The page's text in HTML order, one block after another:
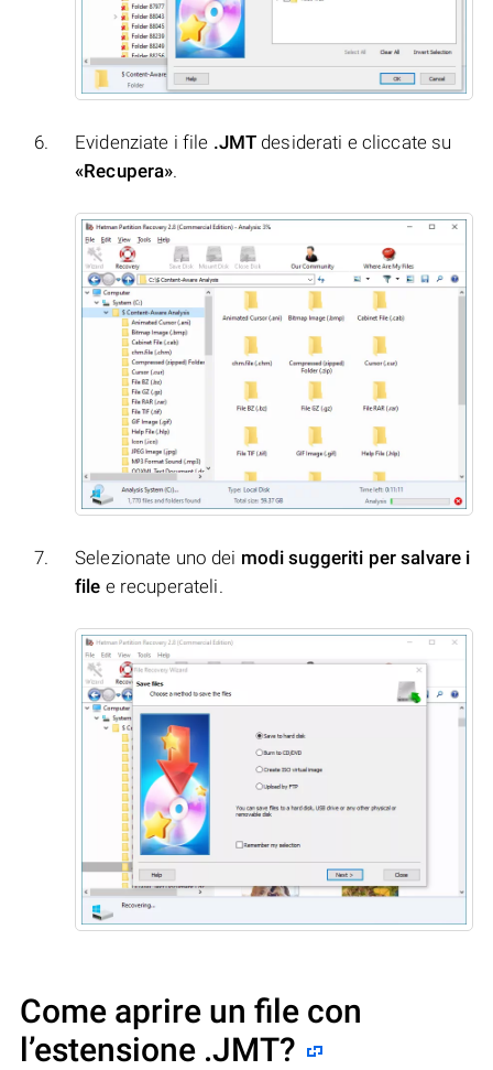
Evidenziate i file .JMT desiderati e cliccate su
«Recupera».
Selezionate uno dei modi suggeriti per salvare i
file e recuperateli.
Come aprire un file con
l’estensione .JMT?